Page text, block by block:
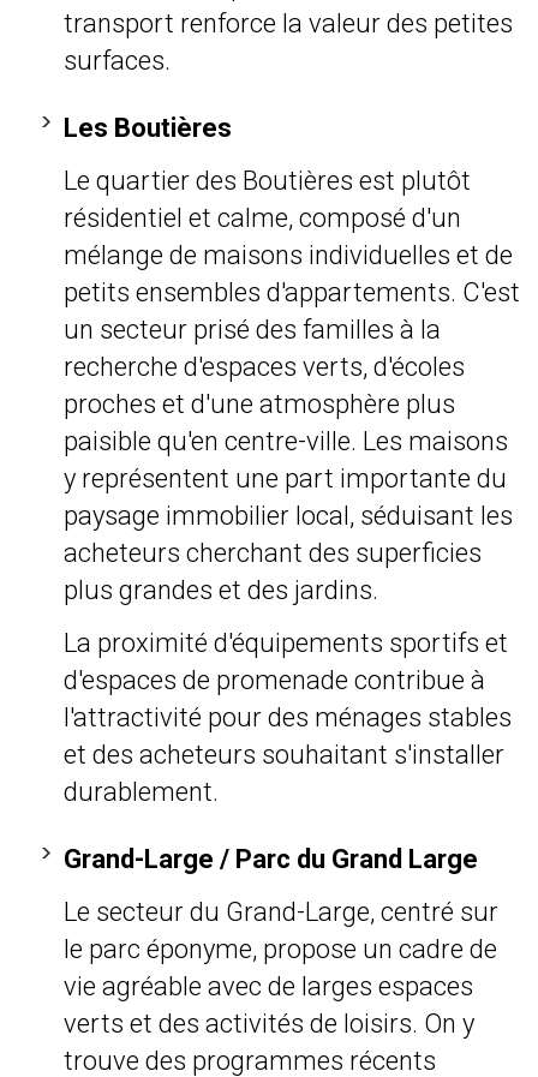
transport renforce la valeur des petites
surfaces.
Les Boutières
Le quartier des Boutières est plutôt
résidentiel et calme, composé d'un
mélange de maisons individuelles et de
petits ensembles d'appartements. C'est
un secteur prisé des familles à la
recherche d'espaces verts, d'écoles
proches et d'une atmosphère plus
paisible qu'en centre-ville. Les maisons
y représentent une part importante du
paysage immobilier local, séduisant les
acheteurs cherchant des superficies
plus grandes et des jardins.
La proximité d'équipements sportifs et
d'espaces de promenade contribue à
l'attractivité pour des ménages stables
et des acheteurs souhaitant s'installer
durablement.
Grand-Large / Parc du Grand Large
Le secteur du Grand-Large, centré sur
le parc éponyme, propose un cadre de
vie agréable avec de larges espaces
verts et des activités de loisirs. On y
trouve des programmes récents